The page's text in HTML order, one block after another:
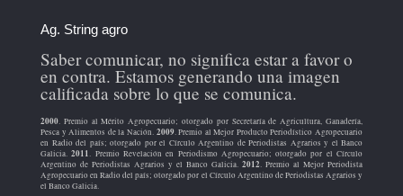
Ag. String agro
Saber comunicar, no significa estar a favor o
en contra. Estamos generando una imagen
calificada sobre lo que se comunica.
2000. Premio al Mérito Agropecuario; otorgado por Secretaría de Agricultura, Ganadería,
Pesca y Alimentos de la Nación. 2009. Premio al Mejor Producto Periodístico Agropecuario
en Radio del país; otorgado por el Círculo Argentino de Periodistas Agrarios y el Banco
Galicia.2011. Premio Revelación en Periodismo Agropecuario; otorgado por el Círculo
Argentino de Periodistas Agrarios y el Banco Galicia. 2012. Premio al Mejor Periodista
Agropecuario en Radio del país; otorgado por el Círculo Argentino de Periodistas Agrarios y
el Banco Galicia.